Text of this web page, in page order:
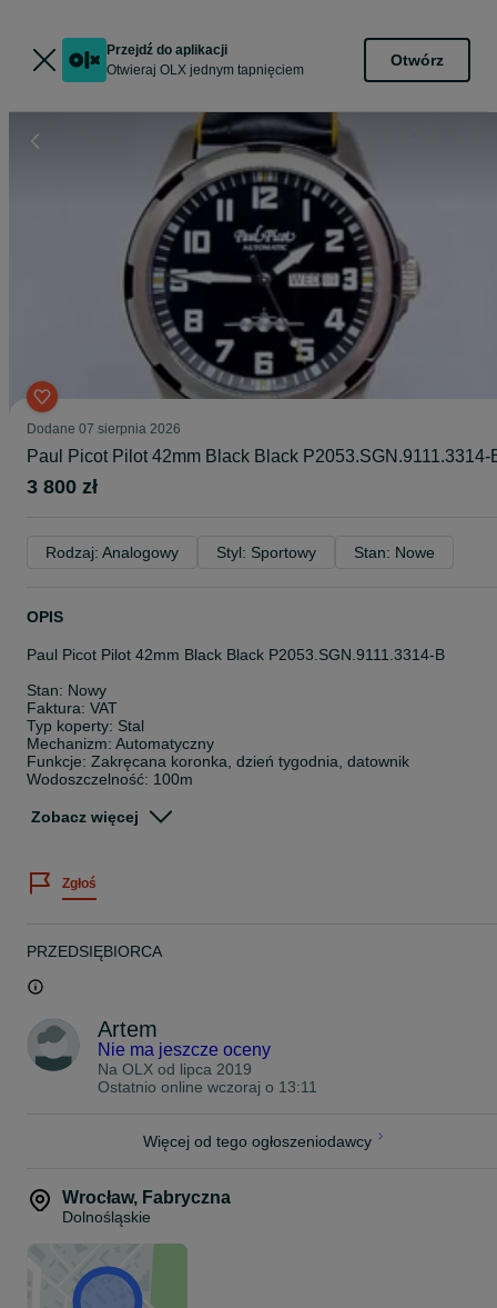
Przejdź do aplikacji
Otwieraj OLX jednym tapnięciem
Otwórz
Dodane 07 sierpnia 2026
Paul Picot Pilot 42mm Black Black P2053.SGN.9111.3314-
3 800 zł
Rodzaj: Analogowy Styl: Sportowy Stan: Nowe
OPIS
Paul Picot Pilot 42mm Black Black P2053.SGN.9111.3314-B
Stan: Nowy
Faktura: VAT
Typ koperty: Stal
Mechanizm: Automatyczny
Funkcje: Zakręcana koronka, dzień tygodnia, datownik
Wodoszczelność: 100m
Dokumenty
2 lata oficjalnej gwarancji
Istnieje możliwość wymiany
Możliwa sprzedaż na raty.
Zobacz moje inne aukcje!
Zobacz więcej
Zgłoś
PRZEDSIĘBIORCA
Artem
Nie ma jeszcze oceny
Na OLX od lipca 2019
Ostatnio online wczoraj o 13:11
Więcej od tego ogłoszeniodawcy
Wrocław, Fabryczna
Dolnośląskie